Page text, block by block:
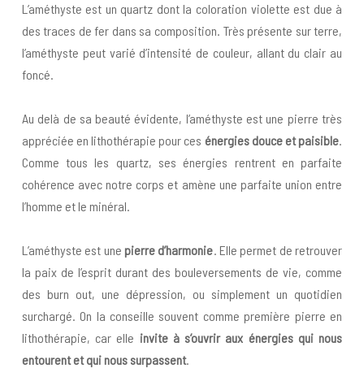
L’améthyste est un quartz dont la coloration violette est due à
des traces de fer dans sa composition. Très présente sur terre,
l’améthyste peut varié d’intensité de couleur, allant du clair au
foncé.
Au delà de sa beauté évidente, l’améthyste est une pierre très
appréciée en lithothérapie pour ces énergies douce et paisible.
Comme tous les quartz, ses énergies rentrent en parfaite
cohérence avec notre corps et amène une parfaite union entre
l’homme et le minéral.
L’améthyste est unepierre d’harmonie. Elle permet de retrouver
la paix de l’esprit durant des bouleversements de vie, comme
des burn out, une dépression, ou simplement un quotidien
surchargé. On la conseille souvent comme première pierre en
lithothérapie, car elle invite à s’ouvrir aux énergies qui nous
entourent et qui nous surpassent.